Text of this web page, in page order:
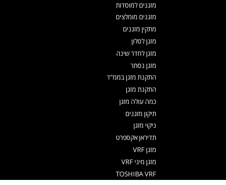
מזגנים למוסדות
מזגנים מומלצים
מתקין מזגנים
מזגן לסלון
מזגן לחדר שינה
מזגן נסתר
התקנת מזגן בממ"ד
התקנת מזגן
כמה עולה מזגן
תיקון מזגנים
ניקוי מזגן
תדיראן אקספרט
מזגן VRF
מזגן מיני VRF
TOSHIBA VRF